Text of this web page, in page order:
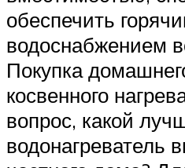
обеспечить
водоснабжением
Покупка
косвенного
вопрос, какой
водонагреватель